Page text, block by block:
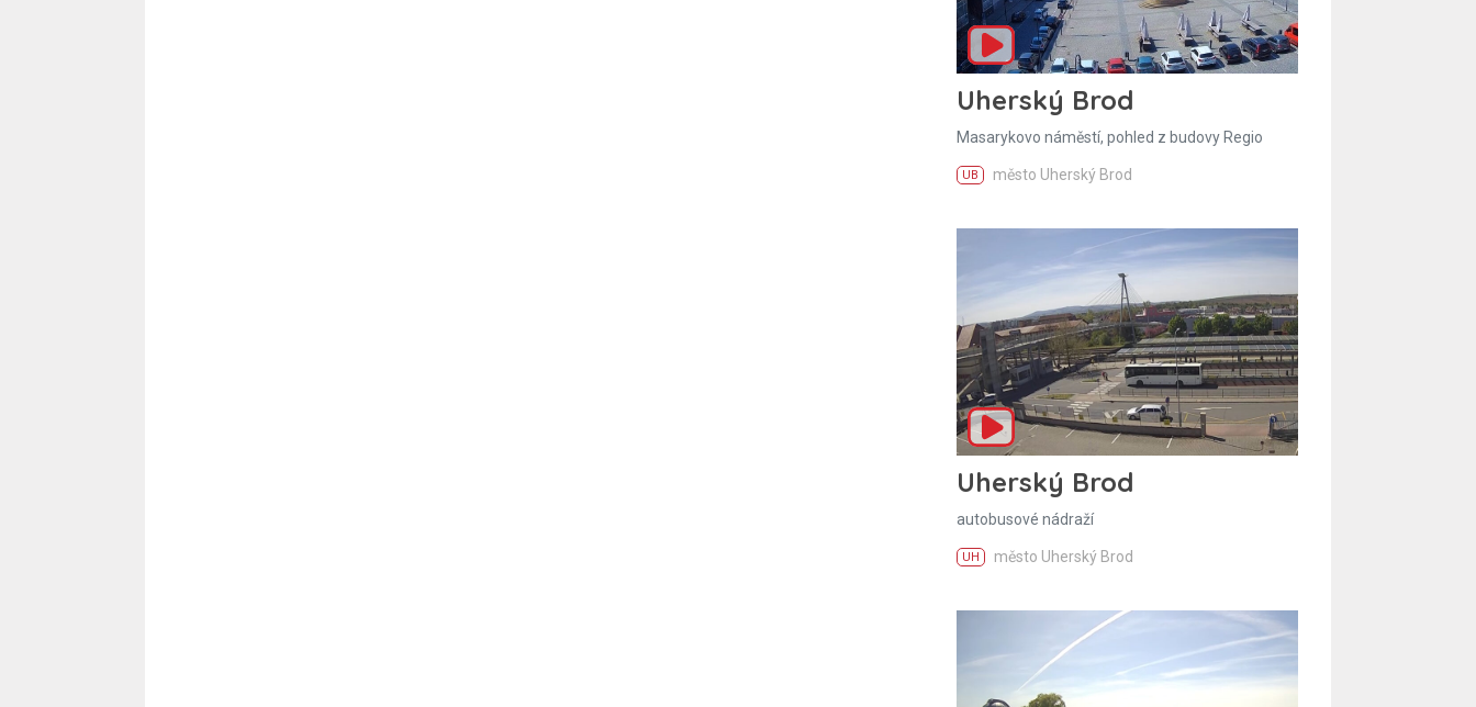
Uherský Brod
Masarykovo náměstí, pohled z budovy Regio
UB město Uherský Brod
Uherský Brod
autobusové nádraží
UH město Uherský Brod